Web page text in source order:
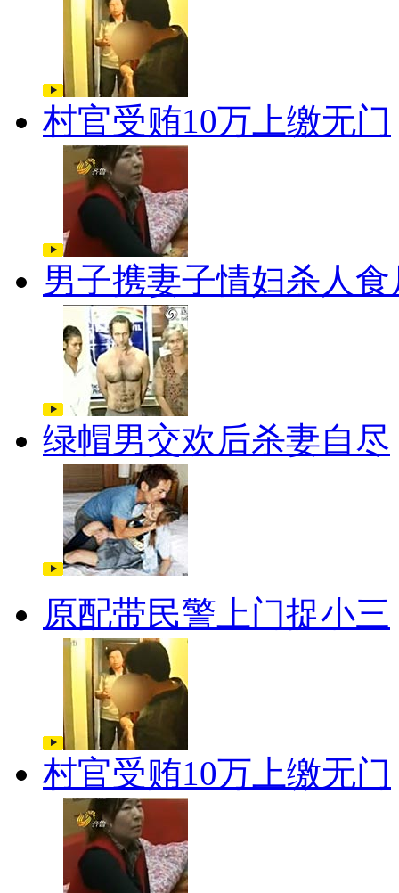
村官受贿10万上缴无门
男子携妻子情妇杀人食
绿帽男交欢后杀妻自尽
原配带民警上门捉小三
村官受贿10万上缴无门